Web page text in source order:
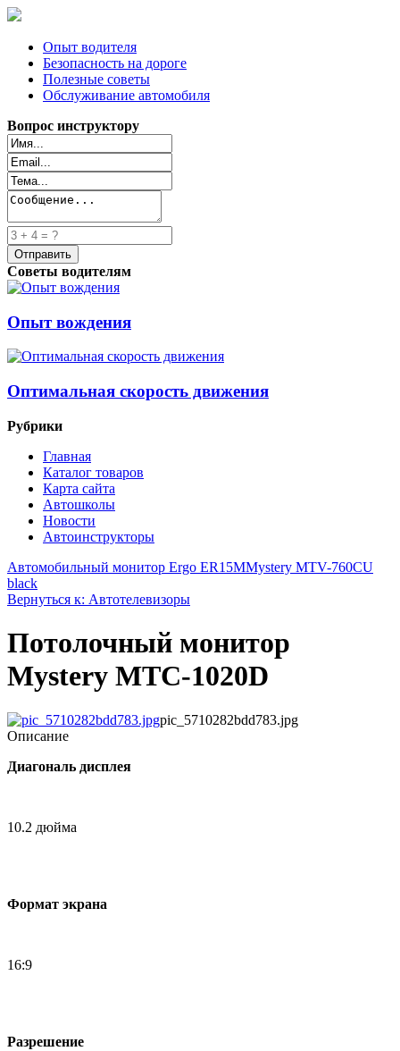
Опыт водителя
Безопасность на дороге
Полезные советы
Обслуживание автомобиля
Вопрос инструктору
Советы водителям
Опыт вождения
Оптимальная скорость движения
Рубрики
Главная
Каталог товаров
Карта сайта
Автошколы
Новости
Автоинструкторы
Автомобильный монитор Ergo ER15MMystery MTV-760CU
black
Вернуться к: Автотелевизоры
Потолочный монитор
Mystery MTC-1020D
pic_5710282bdd783.jpg
Описание
Диагональ дисплея
10.2 дюйма
Формат экрана
16:9
Разрешение